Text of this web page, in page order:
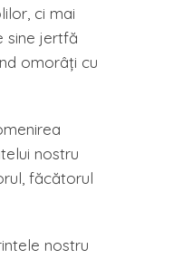
ci mai
sine jertfă
omorâţi cu
nostru
făcătorul
nostru